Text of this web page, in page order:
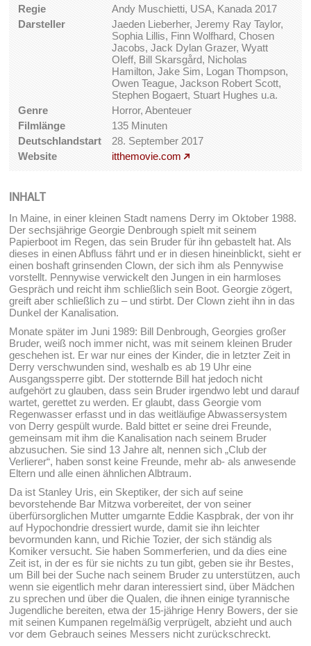
Regie
Andy Muschietti, USA, Kanada 2017
Darsteller
Jaeden Lieberher, Jeremy Ray Taylor,
Sophia Lillis, Finn Wolfhard, Chosen
Jacobs, Jack Dylan Grazer, Wyatt
Oleff, Bill Skarsgård, Nicholas
Hamilton, Jake Sim, Logan Thompson,
Owen Teague, Jackson Robert Scott,
Stephen Bogaert, Stuart Hughes u.a.
Genre
Horror, Abenteuer
Filmlänge
135 Minuten
Deutschlandstart
28. September 2017
Website
itthemovie.com
INHALT
In Maine, in einer kleinen Stadt namens Derry im Oktober 1988.
Der sechsjährige Georgie Denbrough spielt mit seinem
Papierboot im Regen, das sein Bruder für ihn gebastelt hat. Als
dieses in einen Abfluss fährt und er in diesen hineinblickt, sieht er
einen boshaft grinsenden Clown, der sich ihm als Pennywise
vorstellt. Pennywise verwickelt den Jungen in ein harmloses
Gespräch und reicht ihm schließlich sein Boot. Georgie zögert,
greift aber schließlich zu – und stirbt. Der Clown zieht ihn in das
Dunkel der Kanalisation.
Monate später im Juni 1989: Bill Denbrough, Georgies großer
Bruder, weiß noch immer nicht, was mit seinem kleinen Bruder
geschehen ist. Er war nur eines der Kinder, die in letzter Zeit in
Derry verschwunden sind, weshalb es ab 19 Uhr eine
Ausgangssperre gibt. Der stotternde Bill hat jedoch nicht
aufgehört zu glauben, dass sein Bruder irgendwo lebt und darauf
wartet, gerettet zu werden. Er glaubt, dass Georgie vom
Regenwasser erfasst und in das weitläufige Abwassersystem
von Derry gespült wurde. Bald bittet er seine drei Freunde,
gemeinsam mit ihm die Kanalisation nach seinem Bruder
abzusuchen. Sie sind 13 Jahre alt, nennen sich „Club der
Verlierer“, haben sonst keine Freunde, mehr ab- als anwesende
Eltern und alle einen ähnlichen Albtraum.
Da ist Stanley Uris, ein Skeptiker, der sich auf seine
bevorstehende Bar Mitzwa vorbereitet, der von seiner
überfürsorglichen Mutter umgarnte Eddie Kaspbrak, der von ihr
auf Hypochondrie dressiert wurde, damit sie ihn leichter
bevormunden kann, und Richie Tozier, der sich ständig als
Komiker versucht. Sie haben Sommerferien, und da dies eine
Zeit ist, in der es für sie nichts zu tun gibt, geben sie ihr Bestes,
um Bill bei der Suche nach seinem Bruder zu unterstützen, auch
wenn sie eigentlich mehr daran interessiert sind, über Mädchen
zu sprechen und über die Qualen, die ihnen einige tyrannische
Jugendliche bereiten, etwa der 15-jährige Henry Bowers, der sie
mit seinen Kumpanen regelmäßig verprügelt, abzieht und auch
vor dem Gebrauch seines Messers nicht zurückschreckt.